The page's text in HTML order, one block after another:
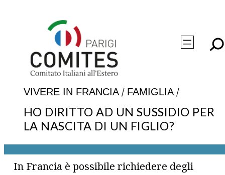
VIVERE IN FRANCIA/ FAMIGLIA/
HO DIRITTO AD UN SUSSIDIO PER
LA NASCITA DI UN FIGLIO?
In Francia è possibile richiedere degli